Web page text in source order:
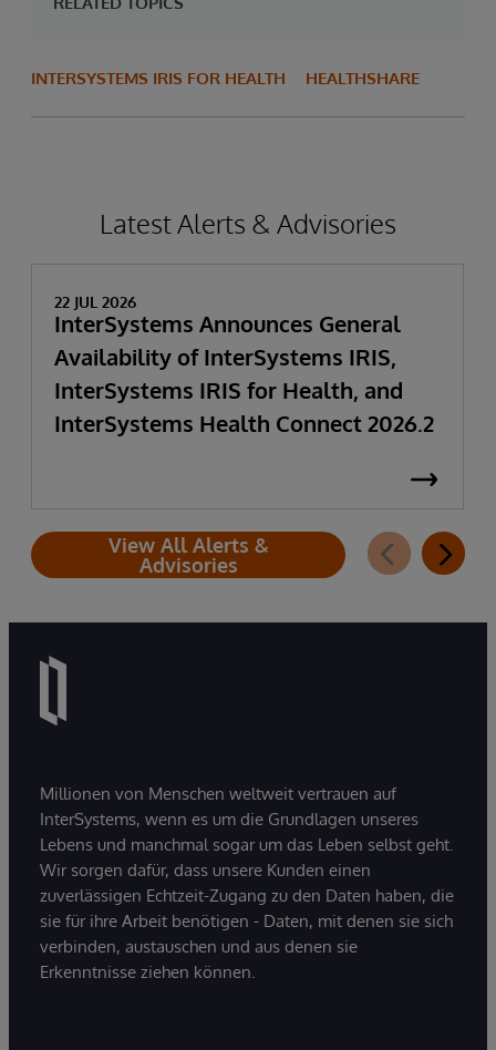
INTERSYSTEMS IRIS FOR HEALTH HEALTHSHARE
Latest Alerts & Advisories
22 JUL 2026
InterSystems Announces General
Availability of InterSystems IRIS,
InterSystems IRIS for Health, and
InterSystems Health Connect 2026.2
View All Alerts &
Advisories
Millionen von Menschen weltweit vertrauen auf
InterSystems, wenn es um die Grundlagen unseres
Lebens und manchmal sogar um das Leben selbst geht.
Wir sorgen dafür, dass unsere Kunden einen
zuverlässigen Echtzeit-Zugang zu den Daten haben, die
sie für ihre Arbeit benötigen - Daten, mit denen sie sich
verbinden, austauschen und aus denen sie
Erkenntnisse ziehen können.